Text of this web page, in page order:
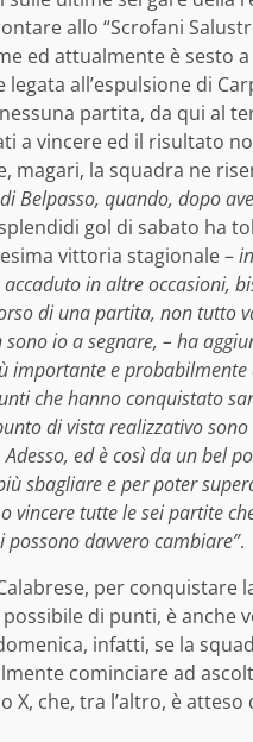
allo “Scrofani
ed attualmente è sesto
all’espulsione di
partita, da qui al
a vincere ed il risultato
magari, la squadra ne
Belpasso, quando, dopo
gol di sabato ha
vittoria stagionale –
in altre occasioni,
di una partita, non tutto
io a segnare, – ha
importante e
che hanno conquistato
di vista realizzativo
ed è così da un bel
sbagliare e per poter
vincere tutte le sei partite
davvero cambiare”.
per
di punti, è anche
infatti, se la
cominciare ad
X, che, tra l’altro, è